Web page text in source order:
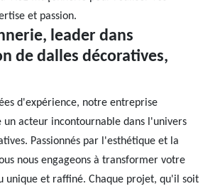
et passion.
leader dans
de dalles décoratives,
d'expérience, notre entreprise
un acteur incontournable dans l'univers
Passionnés par l'esthétique et la
nous engageons à transformer votre
unique et raffiné. Chaque projet, qu'il soit